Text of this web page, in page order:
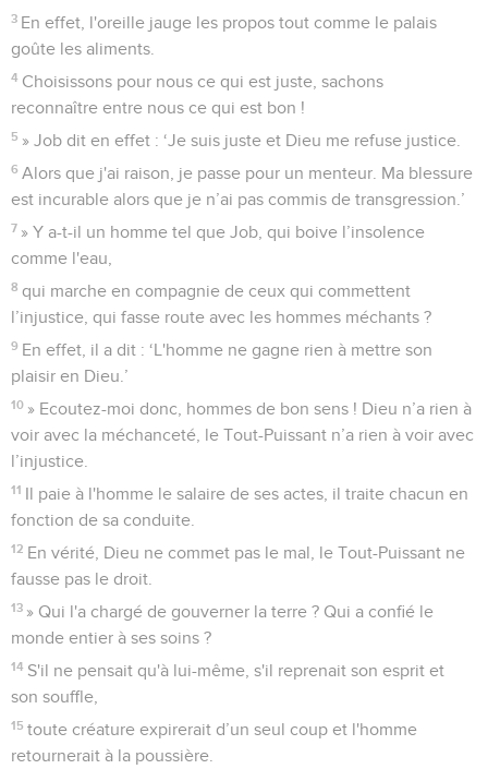
3 En effet, l'oreille jauge les propos tout comme le palais
goûte les aliments.
4 Choisissons pour nous ce qui est juste, sachons
reconnaître entre nous ce qui est bon !
5 » Job dit en effet : ‘Je suis juste et Dieu me refuse justice.
6 Alors que j'ai raison, je passe pour un menteur. Ma blessure
est incurable alors que je n’ai pas commis de transgression.’
7 » Y a-t-il un homme tel que Job, qui boive l’insolence
comme l'eau,
8 qui marche en compagnie de ceux qui commettent
l’injustice, qui fasse route avec les hommes méchants ?
9 En effet, il a dit : ‘L'homme ne gagne rien à mettre son
plaisir en Dieu.’
10 » Ecoutez-moi donc, hommes de bon sens ! Dieu n’a rien à
voir avec la méchanceté, le Tout-Puissant n’a rien à voir avec
l’injustice.
11 Il paie à l'homme le salaire de ses actes, il traite chacun en
fonction de sa conduite.
12 En vérité, Dieu ne commet pas le mal, le Tout-Puissant ne
fausse pas le droit.
13 » Qui l'a chargé de gouverner la terre ? Qui a confié le
monde entier à ses soins ?
14 S'il ne pensait qu'à lui-même, s'il reprenait son esprit et
son souffle,
15 toute créature expirerait d’un seul coup et l'homme
retournerait à la poussière.